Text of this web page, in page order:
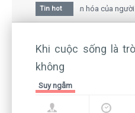
Tin hot
hoa mai trong văn hóa của người Việt
giữa bức thư gửi mẹ của người... tử
Khi cuộc sống là
không
Suy ngẫm